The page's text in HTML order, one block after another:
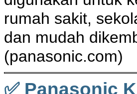
rumah sakit,
dan mudah
(panasonic.com)
✅ Panasonic